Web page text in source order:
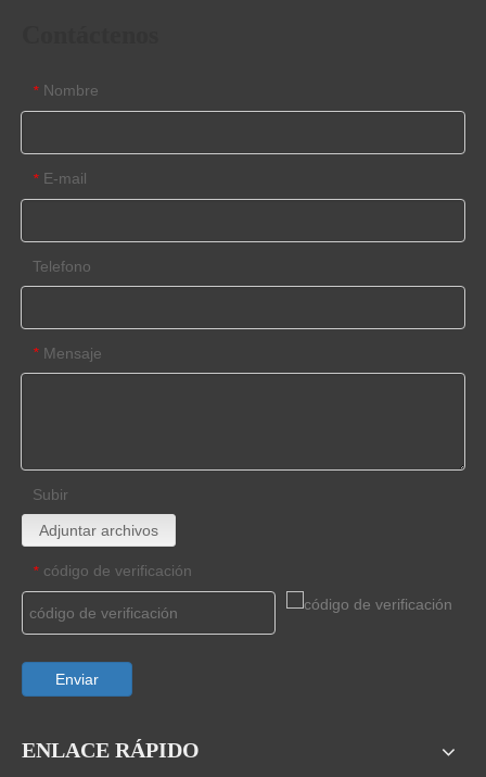
* Nombre
* E-mail
Telefono
* Mensaje
Subir
Adjuntar archivos
* código de verificación
Enviar
ENLACE RÁPIDO